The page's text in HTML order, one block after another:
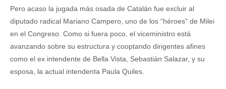
Pero acaso la jugada más osada de Catalán fue excluir al
diputado radical Mariano Campero, uno de los “héroes” de Milei
en el Congreso. Como si fuera poco, el viceministro está
avanzando sobre su estructura y cooptando dirigentes afines
como el ex intendente de Bella Vista, Sebastián Salazar, y su
esposa, la actual intendenta Paula Quiles.